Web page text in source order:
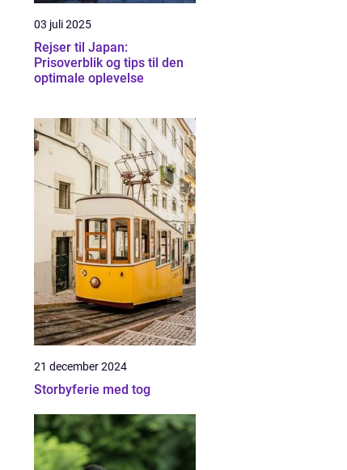
03 juli 2025
Rejser til Japan:
Prisoverblik og tips til den
optimale oplevelse
21 december 2024
Storbyferie med tog